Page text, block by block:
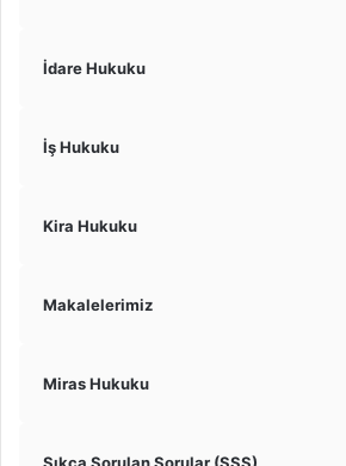
İdare Hukuku
İş Hukuku
Kira Hukuku
Makalelerimiz
Miras Hukuku
Sıkça Sorulan Sorular (SSS)